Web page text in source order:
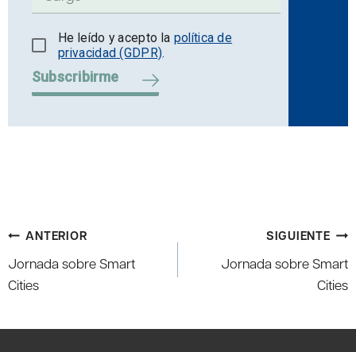
He leído y acepto la política de
privacidad (GDPR).
Subscribirme
Navegación
de
entradas
ANTERIOR
Jornada sobre Smart
Cities
SIGUIENTE
Jornada sobre Smart
Cities